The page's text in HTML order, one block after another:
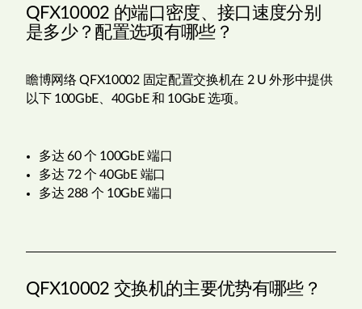
QFX10002 的端口密度、接口速度分别
是多少？配置选项有哪些？
瞻博网络 QFX10002 固定配置交换机在 2 U 外形中提供
以下 100GbE、40GbE 和 10GbE 选项。
多达 60 个 100GbE 端口
多达 72 个 40GbE 端口
多达 288 个 10GbE 端口
QFX10002 交换机的主要优势有哪些？